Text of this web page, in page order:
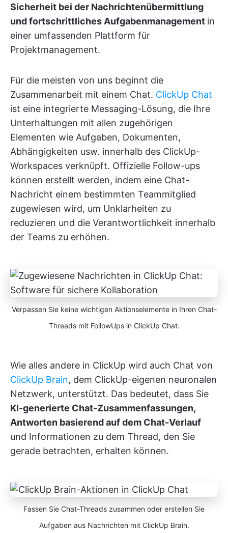
Sicherheit bei der Nachrichtenübermittlung
und fortschrittliches Aufgabenmanagement in
einer umfassenden Plattform für
Projektmanagement.
Für die meisten von uns beginnt die
Zusammenarbeit mit einem Chat. ClickUp Chat
ist eine integrierte Messaging-Lösung, die Ihre
Unterhaltungen mit allen zugehörigen
Elementen wie Aufgaben, Dokumenten,
Abhängigkeiten usw. innerhalb des ClickUp-
Workspaces verknüpft. Offizielle Follow-ups
können erstellt werden, indem eine Chat-
Nachricht einem bestimmten Teammitglied
zugewiesen wird, um Unklarheiten zu
reduzieren und die Verantwortlichkeit innerhalb
der Teams zu erhöhen.
Verpassen Sie keine wichtigen Aktionselemente in Ihren Chat-
Threads mit FollowUps in ClickUp Chat.
Wie alles andere in ClickUp wird auch Chat von
ClickUp Brain, dem ClickUp-eigenen neuronalen
Netzwerk, unterstützt. Das bedeutet, dass Sie
KI-generierte Chat-Zusammenfassungen,
Antworten basierend auf dem Chat-Verlauf
und Informationen zu dem Thread, den Sie
gerade betrachten, erhalten können.
Fassen Sie Chat-Threads zusammen oder erstellen Sie
Aufgaben aus Nachrichten mit ClickUp Brain.